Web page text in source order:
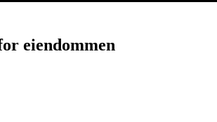
eiendommen